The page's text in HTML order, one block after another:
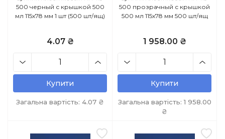
500 черный с крышкой 500
мл 115х78 мм 1 шт (500 шт/ящ)
4.07 ₴
Купити
Загальна вартість: 4.07 ₴
500 прозрачный с крышкой
500 мл 115х78 мм 500 шт/ящ
1 958.00 ₴
Купити
Загальна вартість:1 958.00
₴